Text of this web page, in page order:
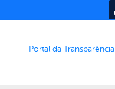
Portal da Transparência